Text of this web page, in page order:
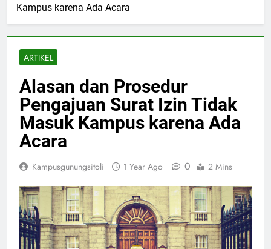
Kampus karena Ada Acara
ARTIKEL
Alasan dan Prosedur
Pengajuan Surat Izin Tidak
Masuk Kampus karena Ada
Acara
Kampusgunungsitoli 1 Year Ago 0 2 Mins